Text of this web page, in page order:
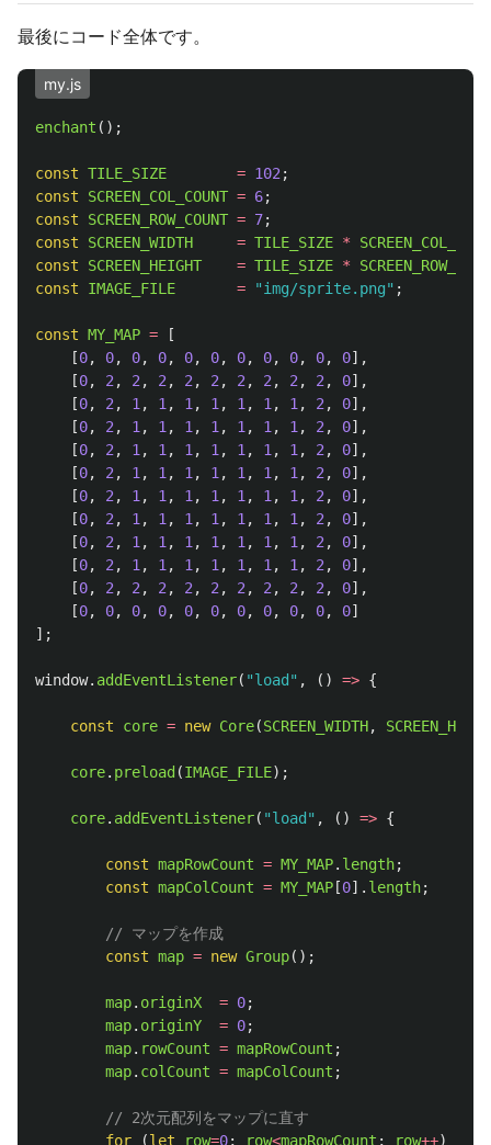
最後にコード全体です。
my.js
enchant ();
const TILE_SIZE = 102 ;
const
SCREEN_COL_COUNT = 6;
const
SCREEN_ROW_COUNT = 7;
const
SCREEN_WIDTH = TILE_SIZE *
const
SCREEN_HEIGHT = TILE_SIZE *
const
IMAGE_FILE = "img/sprite.png" ;
const MY_MAP =
[
[0, 0, 0, 0, 0, 0, 0, 0, 0, 0, 0],
[0, 2 , 2 , 2 , 2 , 2 , 2 , 2 , 2 , 2 , 0],
[0, 2 , 1 , 1 , 1 , 1 , 1 , 1 , 1 , 2 , 0],
[0, 2 , 1 , 1 , 1 , 1 , 1 , 1 , 1 , 2 , 0],
[0, 2 , 1 , 1 , 1 , 1 , 1 , 1 , 1 , 2 , 0],
[0, 2 , 1 , 1 , 1 , 1 , 1 , 1 , 1 , 2 , 0],
[0, 2 , 1 , 1 , 1 , 1 , 1 , 1 , 1 , 2 , 0],
[0, 2 , 1 , 1 , 1 , 1 , 1 , 1 , 1 , 2 , 0],
[0, 2 , 1 , 1 , 1 , 1 , 1 , 1 , 1 , 2 , 0],
[0, 2 , 1 , 1 , 1 , 1 , 1 , 1 , 1 , 2 , 0],
[0, 2 , 2 , 2 , 2 , 2 , 2 , 2 , 2 , 2 , 0],
[0, 0, 0, 0, 0, 0, 0, 0, 0, 0, 0]
];
window. addEventListener( "load " , () => {
const core = new Core(SCREEN_WIDTH,
core. preload (IMAGE_FILE);
core. addEventListener( "load " , () => {
const mapRowCount = MY_MAP. length;
const mapColCount = MY_MAP [0]. length;
// マップを作成
const map = new Group();
map. originX = 0;
map. originY = 0;
map. rowCount = mapRowCount ;
map. colCount = mapColCount ;
// 2次元配列をマップに直す
for
(let row=0; row<mapRowCount ; row++)